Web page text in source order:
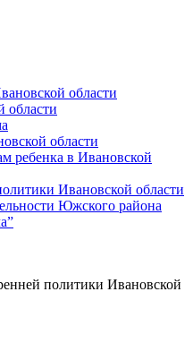
области
области
области
ребенка в Ивановской
Ивановской области
Южского района
политики Ивановской